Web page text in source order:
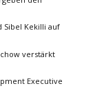
Sibel Kekilli auf
verstärkt
Executive